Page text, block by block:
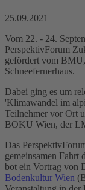
25.09.2021
Vom 22. - 24.
PerspektivForum
gefördert vom
Schneefernerhaus.
Dabei ging es um
'Klimawandel im
Teilnehmer vor Ort
BOKU Wien, der
Das
gemeinsamen
bot ein Vortrag von
Bodenkultur Wien